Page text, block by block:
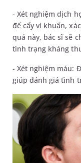
- Xét nghiệm dịch
để cấy vi khuẩn,
quả này, bác sĩ sẽ
tình trạng kháng
- Xét nghiệm máu:
giúp đánh giá tình